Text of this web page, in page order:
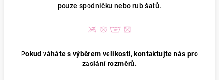
pouze spodničku nebo rub šatů.
Pokud váháte s výběrem velikosti, kontaktujte nás pro
zaslání rozměrů.